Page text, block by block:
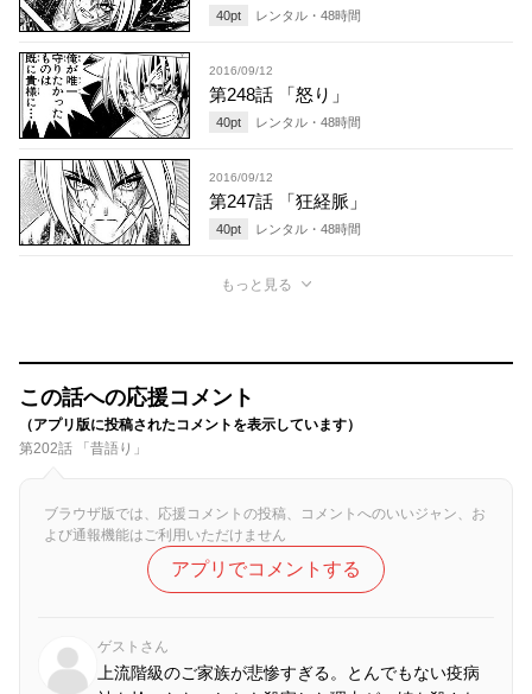
40pt レンタル・ 48時間
2016/09/12
第248話 「怒り」
40pt レンタル・ 48時間
2016/09/12
第247話 「狂経脈」
40pt レンタル・ 48時間
もっと見る
この話への応援コメント
（アプリ版に投稿されたコメントを表示しています）
第202話 「昔語り」
ブラウザ版では、応援コメントの投稿、コメントへのいいジャン、お
よび通報機能はご利用いただけません
アプリでコメントする
ゲストさん
上流階級のご家族が悲惨すぎる。とんでもない疫病